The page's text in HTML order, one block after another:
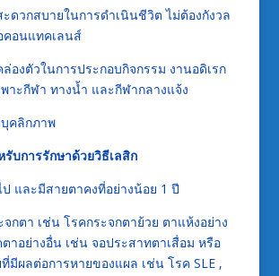
ะดวกสบายในการดำเนินชีวิต ไม่ต้องกังวล
คอนแทคเลนส์
องตัวในการประกอบกิจกรรม งานอดิเรก
าะกีฬา ทางน้ำ และกีฬากลางแจ้ง
บุคลิกภาพ
บการรักษาด้วยวิธีเลสิก
และมีสายตาคงที่อย่างน้อย 1 ปี
กตา เช่น โรคกระจกตาย้วย ตาแห้งอย่าง
าอย่างอื่น เช่น จอประสาทตาเสื่อม หรือ
มีผลต่อการหายของแผล เช่น โรค SLE ,